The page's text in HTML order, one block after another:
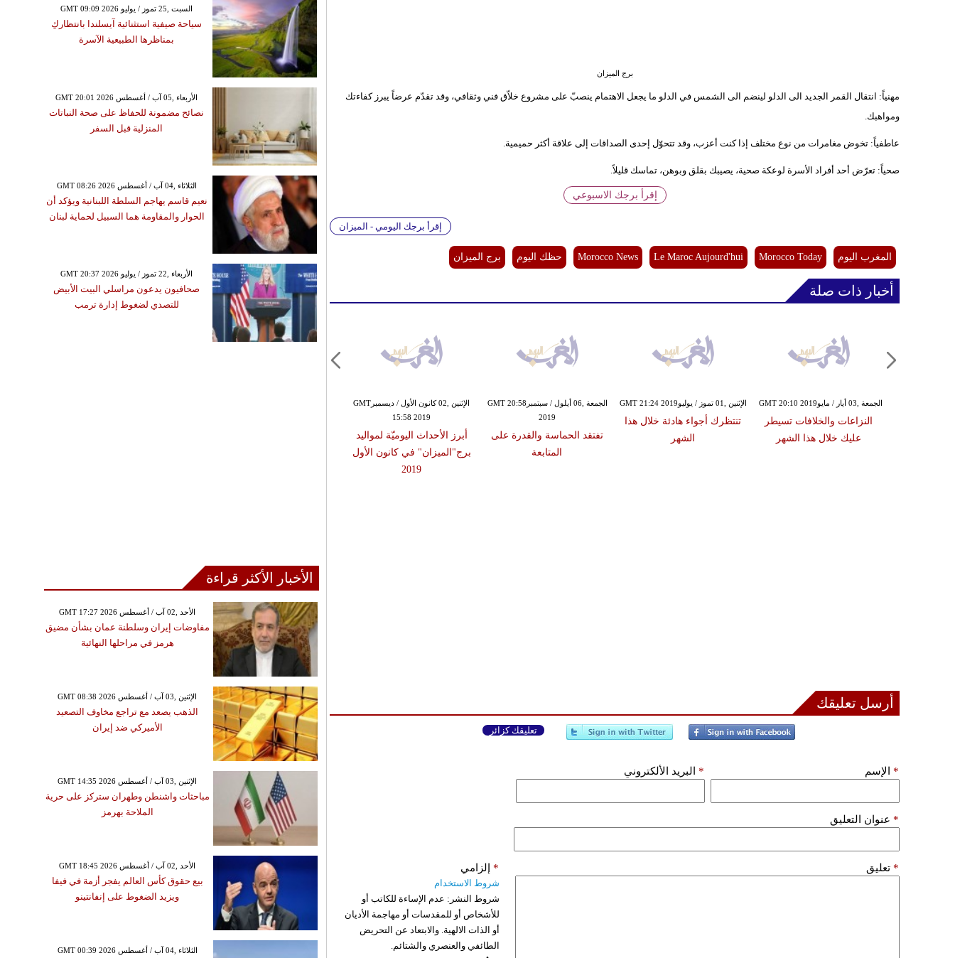
برج الميزان
مهنياً: انتقال القمر الجديد الى الدلو لينضم الى الشمس في الدلو ما يجعل الاهتمام ينصبّ على مشروع خلاّق فني وثقافي، وقد تقدّم عرضاً يبرز كفاءتك
ومواهبك.
عاطفياً: تخوض مغامرات من نوع مختلف إذا كنت أعزب، وقد تتحوّل إحدى الصداقات إلى علاقة أكثر حميمية.
صحياً: تعرّض أحد أفراد الأسرة لوعكة صحية، يصيبك بقلق وبوهن، تماسك قليلاً.
إقرأ برجك الاسبوعي
إقرأ برجك اليومي - الميزان
المغرب اليوم Morocco Today
Le Maroc Aujourd'hui
Morocco News حظك اليوم برج الميزان
أخبار ذات صلة
الإثنين ,02 كانون الأول / ديسمبرGMT
15:58 2019
أبرز الأحداث اليوميّة لمواليد
برج"الميزان" في كانون الأول
2019
الجمعة ,06 أيلول / سبتمبرGMT 20:58
2019
تفتقد الحماسة والقدرة على
المتابعة
الإثنين ,01 تموز / يوليوGMT 21:24 2019
تنتظرك أجواء هادئة خلال هذا
الشهر
الجمعة ,03 أيار / مايوGMT 20:10 2019
النزاعات والخلافات تسيطر
عليك خلال هذا الشهر
أرسل تعليقك
تعليقك كزائر
الإسم * البريد الألكتروني *
عنوان التعليق *
تعليق * إلزامي *
شروط الاستخدام
شروط النشر: عدم الإساءة للكاتب أو
للأشخاص أو للمقدسات أو مهاجمة الأديان
أو الذات الالهية. والابتعاد عن التحريض
الطائفي والعنصري والشتائم.
GMT 09:09 2026 السبت ,25 تموز / يوليو
سياحة صيفية استثنائية آيسلندا بانتظاركِ
بمناظرها الطبيعية الآسرة
GMT 20:01 2026 الأربعاء ,05 آب / أغسطس
نصائح مضمونة للحفاظ على صحة النباتات
المنزلية قبل السفر
GMT 08:26 2026 الثلاثاء ,04 آب / أغسطس
نعيم قاسم يهاجم السلطة اللبنانية ويؤكد أن
الحوار والمقاومة هما السبيل لحماية لبنان
GMT 20:37 2026 الأربعاء ,22 تموز / يوليو
صحافيون يدعون مراسلي البيت الأبيض
للتصدي لضغوط إدارة ترمب
الأخبار الأكثر قراءة
GMT 17:27 2026 الأحد ,02 آب / أغسطس
مفاوضات إيران وسلطنة عمان بشأن مضيق
هرمز في مراحلها النهائية
GMT 08:38 2026 الإثنين ,03 آب / أغسطس
الذهب يصعد مع تراجع مخاوف التصعيد
الأميركي ضد إيران
GMT 14:35 2026 الإثنين ,03 آب / أغسطس
مباحثات واشنطن وطهران ستركز على حرية
الملاحة بهرمز
GMT 18:45 2026 الأحد ,02 آب / أغسطس
بيع حقوق كأس العالم يفجر أزمة في فيفا
ويزيد الضغوط على إنفانتينو
GMT 00:39 2026 الثلاثاء ,04 آب / أغسطس